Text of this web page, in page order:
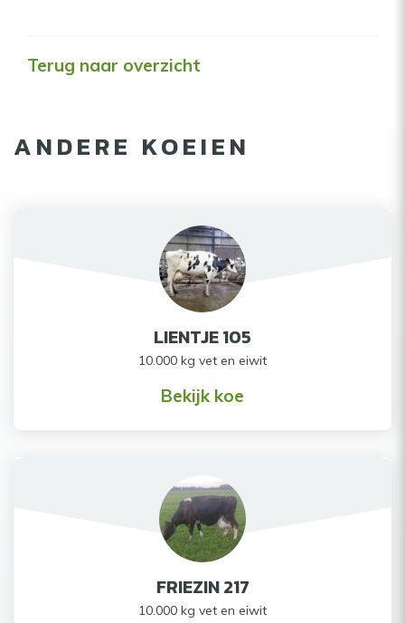
Terug naar overzicht
ANDERE KOEIEN
LIENTJE 105
10.000 kg vet en eiwit
Bekijk koe
FRIEZIN 217
10.000 kg vet en eiwit